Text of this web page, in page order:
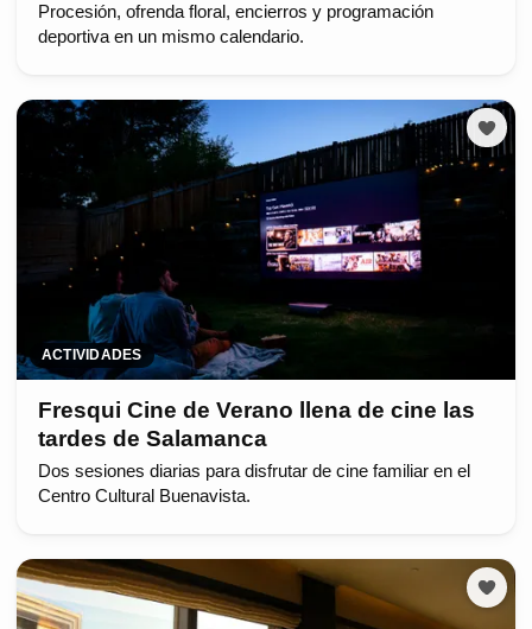
Procesión, ofrenda floral, encierros y programación
deportiva en un mismo calendario.
ACTIVIDADES
Fresqui Cine de Verano llena de cine las
tardes de Salamanca
Dos sesiones diarias para disfrutar de cine familiar en el
Centro Cultural Buenavista.